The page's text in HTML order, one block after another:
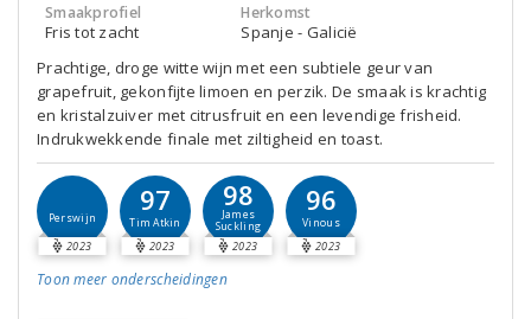
Smaakprofiel
Fris tot zacht
Herkomst
Spanje - Galicië
Prachtige, droge witte wijn met een subtiele geur van
grapefruit, gekonfijte limoen en perzik. De smaak is krachtig
en kristalzuiver met citrusfruit en een levendige frisheid.
Indrukwekkende finale met ziltigheid en toast.
Perswijn
2023
97
Tim Atkin
2023
98
James
Suckling
2023
96
Vinous
2023
Toon meer onderscheidingen